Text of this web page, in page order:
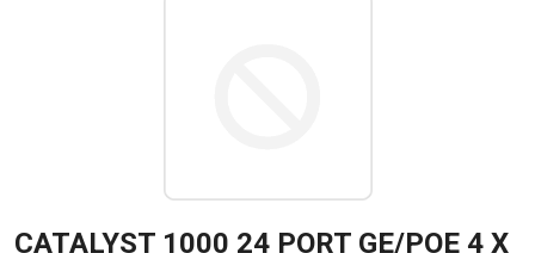
CATALYST 1000 24 PORT GE/POE 4 X